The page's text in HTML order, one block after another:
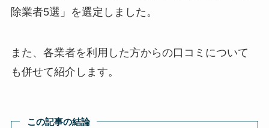
除業者5選」を選定しました。
また、各業者を利用した方からの口コミについて
も併せて紹介します。
この記事の結論